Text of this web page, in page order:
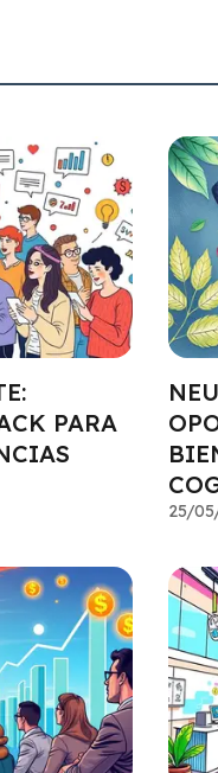
PARA
25/